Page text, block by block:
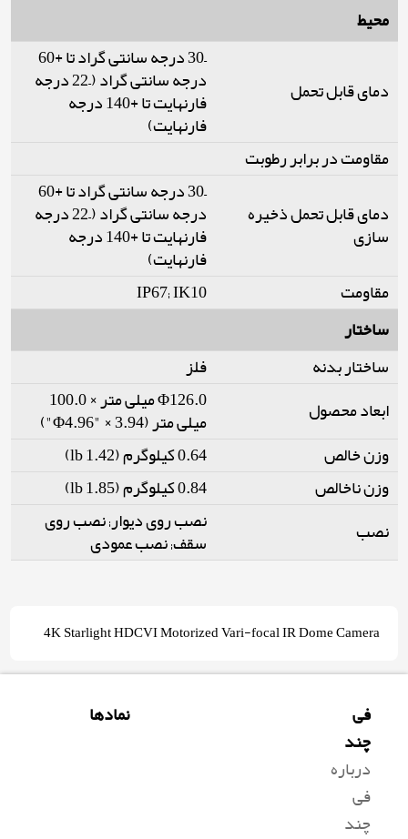
محیط
دمای قابل تحمل
–30 درجه سانتی گراد تا +60
درجه سانتی گراد (–22 درجه
فارنهایت تا +140 درجه
فارنهایت)
مقاومت در برابر رطوبت
دمای قابل تحمل ذخیره
سازی
–30 درجه سانتی گراد تا +60
درجه سانتی گراد (–22 درجه
فارنهایت تا +140 درجه
فارنهایت)
مقاومت
IP67; IK10
ساختار
ساختار بدنه
فلز
ابعاد محصول
Φ126.0 میلی متر × 100.0
میلی متر (Φ4.96" × 3.94")
وزن خالص
0.64 کیلوگرم (1.42 lb)
وزن ناخالص
0.84 کیلوگرم (1.85 lb)
نصب
نصب روی دیوار; نصب روی
سقف; نصب عمودی
4K Starlight HDCVI Motorized Vari-focal IR Dome Camera
فی
چند
درباره
فی
چند
نمادها